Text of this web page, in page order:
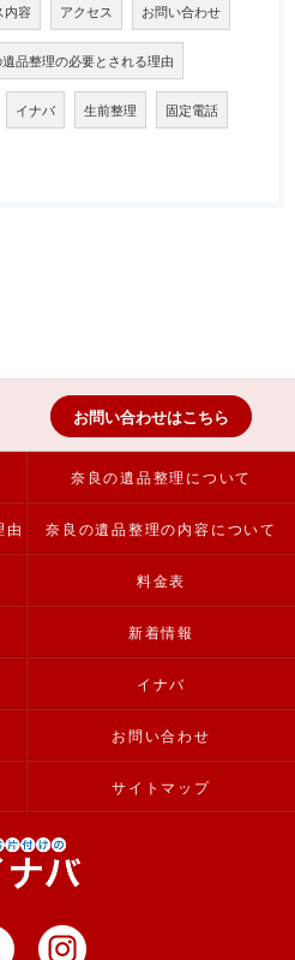
内容 アクセス お問い合わせ
品整理の必要とされる理由
イナバ 生前整理 固定電話
お問い合わせはこちら
奈良の遺品整理について
由 奈良の遺品整理の内容について
料金表
新着情報
イナバ
お問い合わせ
サイトマップ